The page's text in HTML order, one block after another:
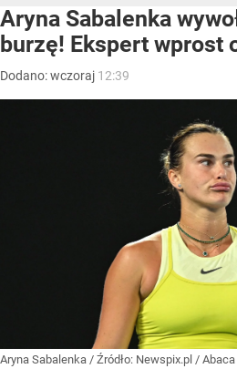
Aryna Sabalenka
burzę! Ekspert wprost
Dodano:wczoraj 12:39
Aryna Sabalenka / Źródło: Newspix.pl / Abaca